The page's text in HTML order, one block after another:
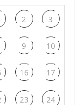
2 3
9 10
16 17
23 24